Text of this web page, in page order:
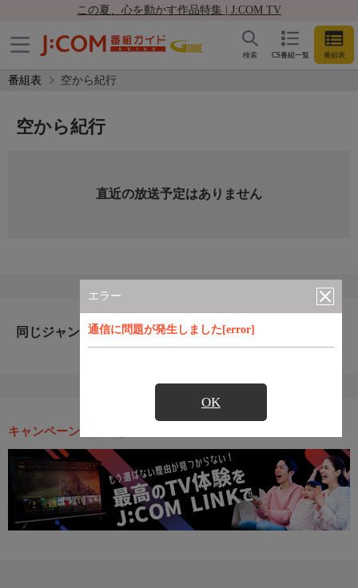
この夏、心を動かす作品特集 | J:COM TV
CS番組一覧 番組表
検索
番組表 空から紀行
エラー
通信に問題が発生しました[error]
OK
空から紀行
直近の放送予定はありません
同じジャンルのおすすめ番組
キャンペーン・お得な情報